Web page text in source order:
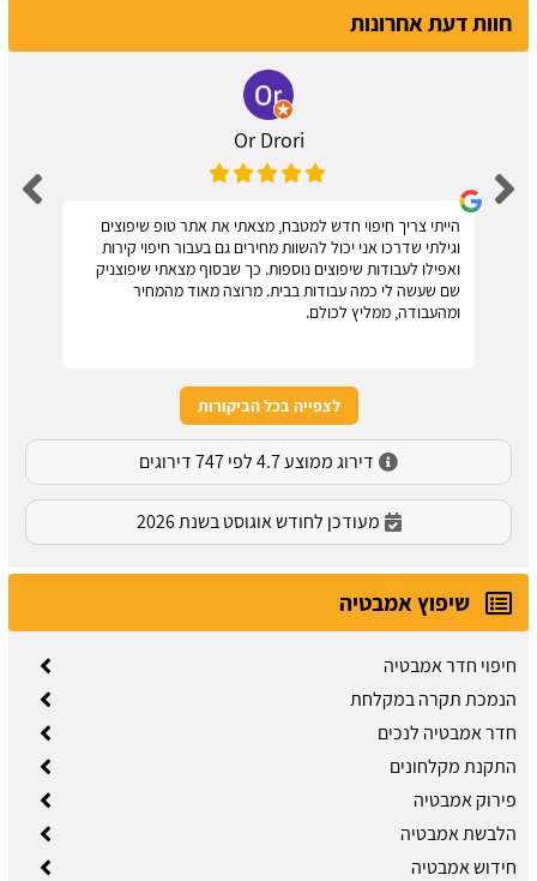
חוות דעת אחרונות
Or Drori
הייתי צריך חיפוי חדש למטבח, מצאתי את אתר טופ שיפוצים
וגילתי שדרכו אני יכול להשוות מחירים גם בעבור חיפוי קירות
ואפילו לעבודות שיפוצים נוספות. כך שבסוף מצאתי שיפוצניק
שם שעשה לי כמה עבודות בבית. מרוצה מאוד מהמחיר
ומהעבודה, ממליץ לכולם.
לצפייה בכל הביקורות
דירוג ממוצע 4.7 לפי 747 דירוגים
מעודכן לחודש אוגוסט בשנת 2026
שיפוץ אמבטיה
חיפוי חדר אמבטיה
הנמכת תקרה במקלחת
חדר אמבטיה לנכים
התקנת מקלחונים
פירוק אמבטיה
הלבשת אמבטיה
חידוש אמבטיה